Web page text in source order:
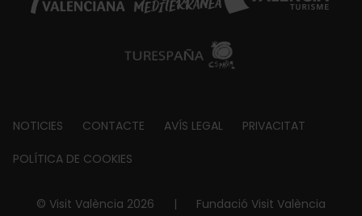
Footer
about
NOTICIES CONTACTE AVÍS LEGAL PRIVACITAT
POLÍTICA DE COOKIES
© Visit València 2026 | Fundació Visit València